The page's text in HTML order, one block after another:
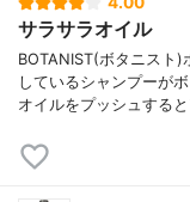
サラサラオイル
BOTANIST(ボタニスト
しているシャンプーが
オイルをプッシュする